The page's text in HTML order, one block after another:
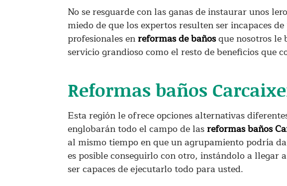
No se resguarde con las ganas de instaurar unos
miedo de que los expertos resulten ser incapaces
profesionales enreformas de bañosque nosotros le
servicio grandioso como el resto de beneficios que
Reformas baños
Esta región le ofrece opciones alternativas
englobarán todo el campo de lasreformas baños
al mismo tiempo en que un agrupamiento podría
es posible conseguirlo con otro, instándolo a llegar
ser capaces de ejecutarlo todo para usted.